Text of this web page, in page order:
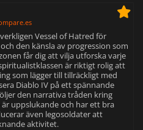
Vessel of Hatred för
den känsla av progression som
får dig att vilja utforska varje
är riktigt rolig att
som lägger till tillräckligt med
Diablo IV på ett spännande
den narrativa tråden kring
uppslukande och har ett bra
även legosoldater att
aktivitet.